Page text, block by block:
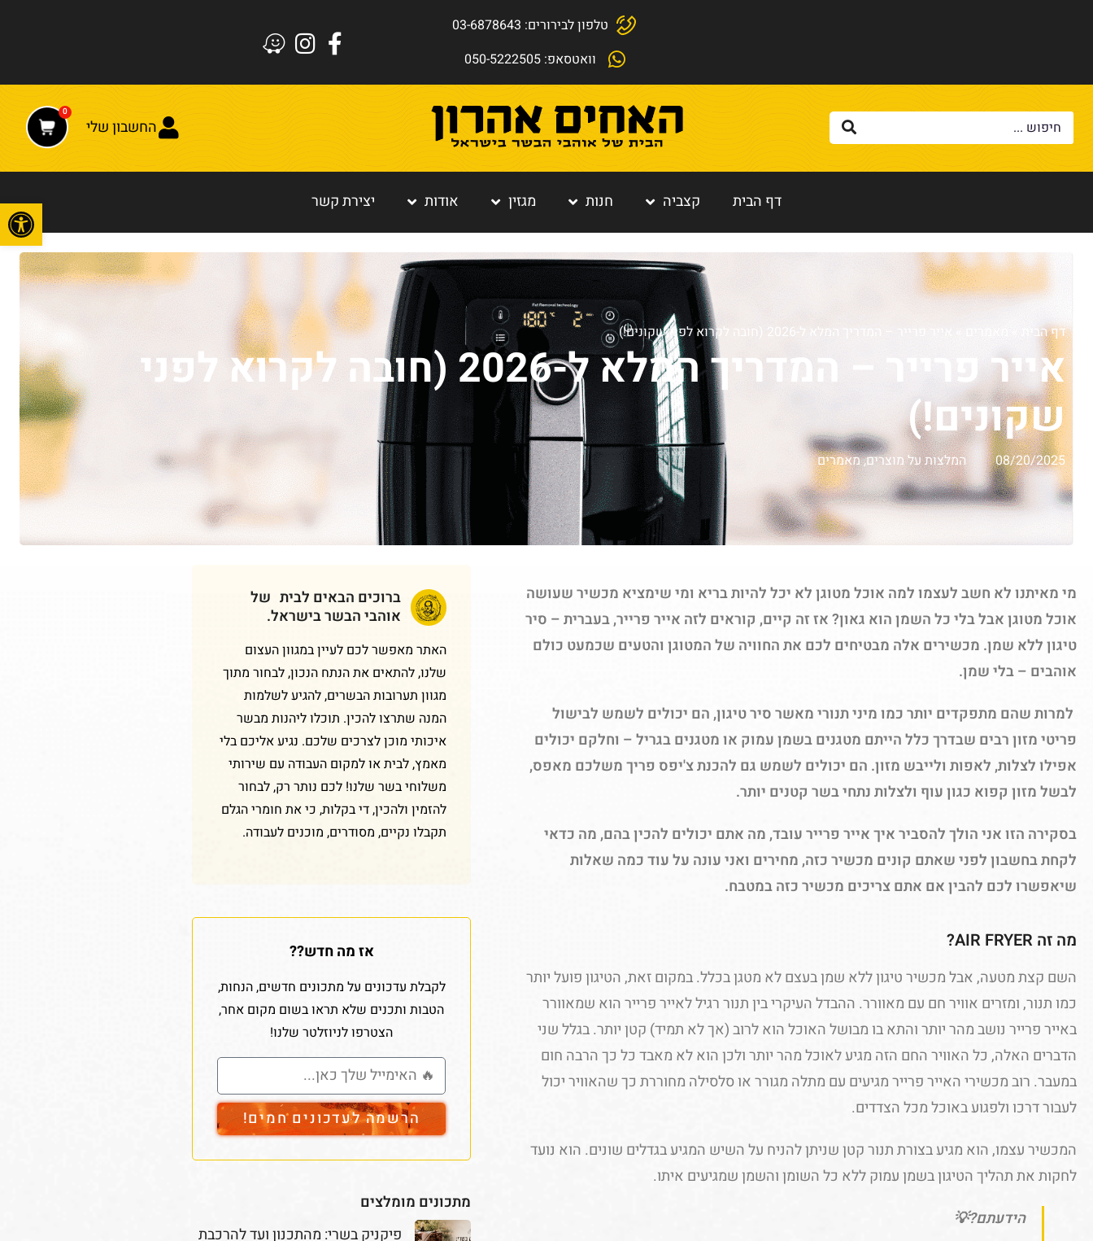
טלפון לבירורים: 03-6878643
וואטסאפ: 050-5222505
החשבון שלי
0
דף הבית קצביה חנות מגזין אודות יצירת קשר
דף הבית מאמרים אייר פרייר – המדריך המלא ל-2026 (חובה לקרוא לפני שקונים!)
אייר פרייר – המדריך המלא ל-2026 (חובה לקרוא לפני
שקונים!)
08/20/2025 המלצות על מוצרים,מאמרים
מי מאיתנו לא חשב לעצמו למה אוכל מטוגן לא יכל להיות בריא ומי שימציא מכשיר שעושה
אוכל מטוגן אבל בלי כל השמן הוא גאון? אז זה קיים, קוראים לזה אייר פרייר, בעברית – סיר
טיגון ללא שמן. מכשירים אלה מבטיחים לכם את החוויה של המטוגן והטעים שכמעט כולם
אוהבים – בלי שמן.
למרות שהם מתפקדים יותר כמו מיני תנורי מאשר סיר טיגון,הם יכולים לשמש לבישול
פריטי מזון רבים שבדרך כלל הייתם מטגנים בשמן עמוק או מטגנים בגריל – וחלקם יכולים
אפילו לצלות, לאפות ולייבש מזון. הם יכולים לשמש גם להכנת צ'יפס פריך משלכם מאפס,
לבשל מזון קפוא כגון עוף ולצלות נתחי בשר קטנים יותר.
בסקירה הזו אני הולך להסביר איך אייר פרייר עובד, מה אתם יכולים להכין בהם, מה כדאי
לקחת בחשבון לפני שאתם קונים מכשיר כזה, מחירים ואני עונה על עוד כמה שאלות
שיאפשרו לכם להבין אם אתם צריכים מכשיר כזה במטבח.
מה זה AIR FRYER?
השם קצת מטעה, אבל מכשיר טיגון ללא שמן בעצם לא מטגן בכלל. במקום זאת, הטיגון פועל יותר
כמו תנור, ומזרים אוויר חם עם מאוורר. ההבדל העיקרי בין תנור רגיל לאייר פרייר הוא שמאוורר
באייר פרייר נושב מהר יותר והתא בו מבושל האוכל הוא לרוב (אך לא תמיד) קטן יותר. בגלל שני
הדברים האלה, כל האוויר החם הזה מגיע לאוכל מהר יותר ולכן הוא לא מאבד כל כך הרבה חום
במעבר. רוב מכשירי האייר פרייר מגיעים עם מתלה מגורר או סלסילה מחוררת כך שהאוויר יכול
לעבור דרכו ולפגוע באוכל מכל הצדדים.
המכשיר עצמו, הוא מגיע בצורת תנור קטן שניתן להניח על השיש המגיע בגדלים שונים. הוא נועד
לחקות את תהליך הטיגון בשמן עמוק ללא כל השומן והשמן שמגיעים איתו.
הידעתם?💡
ברוכים הבאים לבית של
אוהבי הבשר בישראל.
האתר מאפשר לכם לעיין במגוון העצום
שלנו, להתאים את הנתח הנכון, לבחור מתוך
מגוון תערובות הבשרים, להגיע לשלמות
המנה שתרצו להכין. תוכלו ליהנות מבשר
איכותי מוכן לצרכים שלכם. נגיע אליכם בלי
מאמץ, לבית או למקום העבודה עם שירותי
משלוחי בשר שלנו! לכם נותר רק, לבחור
להזמין ולהכין, די בקלות, כי את חומרי הגלם
תקבלו נקיים, מסודרים, מוכנים לעבודה.
אז מה חדש??
לקבלת עדכונים על מתכונים חדשים, הנחות,
הטבות ותכנים שלא תראו בשום מקום אחר,
הצטרפו לניוזלטר שלנו!
הרשמה לעדכונים חמים!
מתכונים מומלצים
פיקניק בשרי: מהתכנון ועד להרכבת